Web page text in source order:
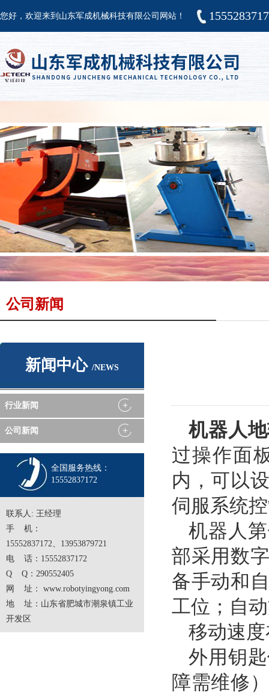
您好，欢迎来到山东军成机械科技有限公司网站！
公司新闻
新闻中心 /NEWS
行业新闻
公司新闻
全国服务热线：
15552837172
联系人: 王经理
手 机：
15552837172、13953879721
电 话：15552837172
Q Q：290552405
网 址： www.robotyingyong.com
地 址：山东省肥城市潮泉镇工业
开发区
机器人
过操作面
内，可以
伺服系统
机器人
部采用数
备手动和
工位；自
移动速
外用钥
障需维修